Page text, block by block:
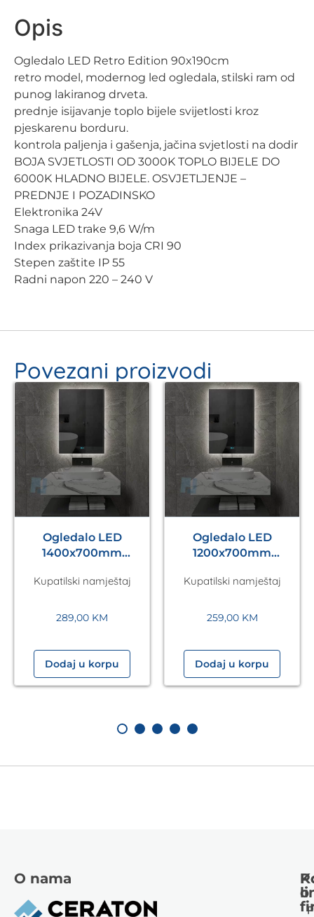
Opis
Ogledalo LED Retro Edition 90x190cm
retro model, modernog led ogledala, stilski ram od
punog lakiranog drveta.
prednje isijavanje toplo bijele svijetlosti kroz
pjeskarenu borduru.
kontrola paljenja i gašenja, jačina svjetlosti na dodir
BOJA SVJETLOSTI OD 3000K TOPLO BIJELE DO
6000K HLADNO BIJELE. OSVJETLJENJE –
PREDNJE I POZADINSKO
Elektronika 24V
Snaga LED trake 9,6 W/m
Index prikazivanja boja CRI 90
Stepen zaštite IP 55
Radni napon 220 – 240 V
Povezani proizvodi
Ogledalo LED
1400x700mm
Kupatilski namještaj
289,00 KM
Dodaj u korpu
Ogledalo LED
1200x700mm
Kupatilski namještaj
259,00 KM
Dodaj u korpu
O nama
o